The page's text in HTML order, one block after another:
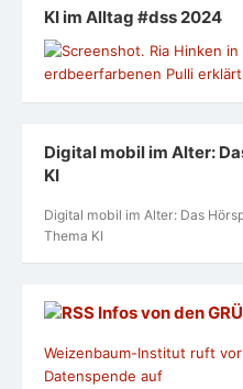
KI im Alltag #dss 2024
Digital mobil im Alter:
KI
Digital mobil im Alter: Das
Thema KI
Infos von den
Weizenbaum-Institut ruft
Datenspende auf